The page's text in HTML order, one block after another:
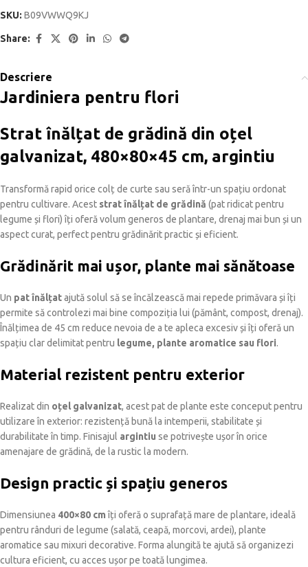
SKU: B09VWWQ9KJ
Share:
Descriere
Jardiniera pentru flori
Strat înălțat de grădină din oțel
galvanizat, 480×80×45 cm, argintiu
Transformă rapid orice colț de curte sau seră într-un spațiu ordonat
pentru cultivare. Acest strat înălțat de grădină (pat ridicat pentru
legume și flori) îți oferă volum generos de plantare, drenaj mai bun și un
aspect curat, perfect pentru grădinărit practic și eficient.
Grădinărit mai ușor, plante mai sănătoase
Un pat înălțatajută solul să se încălzească mai repede primăvara și îți
permite să controlezi mai bine compoziția lui (pământ, compost, drenaj).
Înălțimea de 45 cm reduce nevoia de a te apleca excesiv și îți oferă un
spațiu clar delimitat pentru legume, plante aromatice sau flori.
Material rezistent pentru exterior
Realizat din oțel galvanizat, acest pat de plante este conceput pentru
utilizare în exterior: rezistență bună la intemperii, stabilitate și
durabilitate în timp. Finisajul argintiu se potrivește ușor în orice
amenajare de grădină, de la rustic la modern.
Design practic și spațiu generos
Dimensiunea 400×80 cmîți oferă o suprafață mare de plantare, ideală
pentru rânduri de legume (salată, ceapă, morcovi, ardei), plante
aromatice sau mixuri decorative. Forma alungită te ajută să organizezi
cultura eficient, cu acces ușor pe toată lungimea.